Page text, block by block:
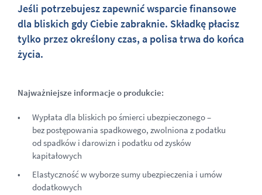
Jeśli potrzebujesz zapewnić wsparcie finansowe
dla bliskich gdy Ciebie zabraknie. Składkę płacisz
tylko przez określony czas, a polisa trwa do końca
życia.
Najważniejsze informacje o produkcie:
Wypłata dla bliskich po śmierci ubezpieczonego –
bez postępowania spadkowego, zwolniona z podatku
od spadków i darowizn i podatku od zysków
kapitałowych
Elastyczność w wyborze sumy ubezpieczenia i umów
dodatkowych